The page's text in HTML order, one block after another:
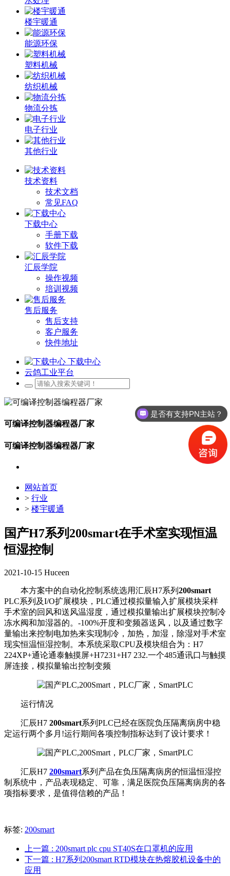
楼宇暖通
能源环保
塑料机械
纺织机械
物流分拣
电子行业
其他行业
技术资料
技术文档
常见FAQ
下载中心
手册下载
软件下载
汇辰学院
操作视频
培训视频
售后服务
售后支持
客户服务
快件地址
下载中心
云鸽工业平台
可编译控制器编程器厂家
可编译控制器编程器厂家
网站首页
> 行业
> 楼宇暖通
国产H7系列200smart在手术室实现恒温
恒湿控制
2021-10-15 Huceen
本方案中的自动化控制系统选用汇辰H7系列 200smart
PLC系列及I/O扩展模块，PLC通过模拟量输入扩展模块采样
手术室的回风和送风温湿度，通过模拟量输出扩展模块控制冷
冻水阀和加湿器的。-100%开度和变频器送风，以及通过数字
量输出来控制电加热来实现制冷，加热，加湿，除湿对手术室
现实恒温恒湿控制。本系统采取CPU及模块组合为：H7
224XP+通论通泰触摸屏+H7231+H7 232.一个485通讯口与触摸
屏连接，模拟量输出控制变频
运行情况
汇辰H7 200smart系列PLC已经在医院负压隔离病房中稳
定运行两个多月!运行期间各项控制指标达到了设计要求！
汇辰H7 200smart系列产品在负压隔离病房的恒温恒湿控
制系统中，产品表现稳定、可靠，满足医院负压隔离病房的各
项指标要求，是值得信赖的产品！
标签: 200smart
上一篇 : 200smart plc cpu ST40S在口罩机的应用
下一篇 : H7系列200smart RTD模块在热熔胶机设备中的
应用
是否有支持PN主站？